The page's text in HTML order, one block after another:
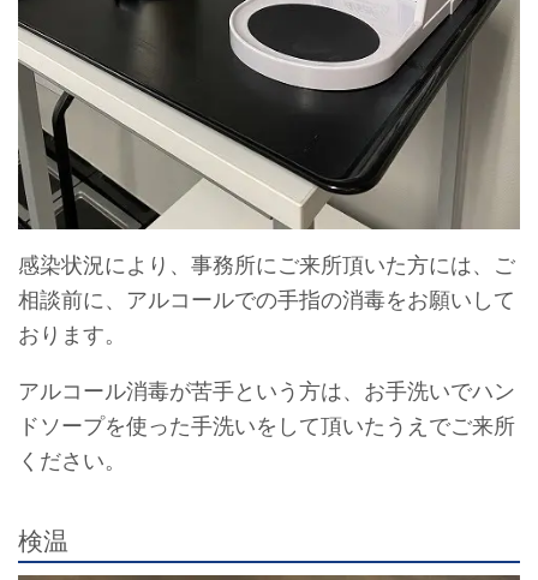
感染状況により、事務所にご来所頂いた方には、ご
相談前に、アルコールでの手指の消毒をお願いして
おります。
アルコール消毒が苦手という方は、お手洗いでハン
ドソープを使った手洗いをして頂いたうえでご来所
ください。
検温